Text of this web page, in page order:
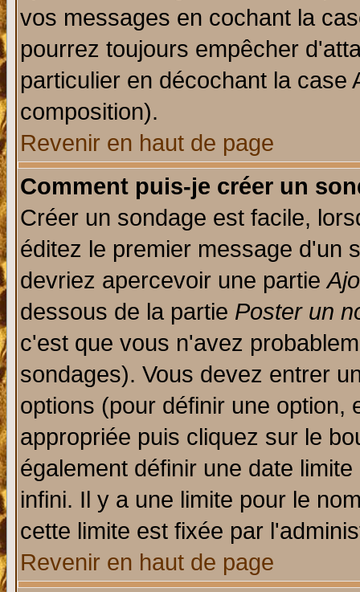
vos messages en cochant la
pourrez toujours empêcher
particulier en décochant la
composition).
Revenir en haut de page
Comment puis-je créer un
Créer un sondage est facile,
éditez le premier message d'un
devriez apercevoir une partie
dessous de la partie Poster un
c'est que vous n'avez
sondages). Vous devez entrer
options (pour définir une option,
appropriée puis cliquez sur le
également définir une date
infini. Il y a une limite pour le
cette limite est fixée par
Revenir en haut de page